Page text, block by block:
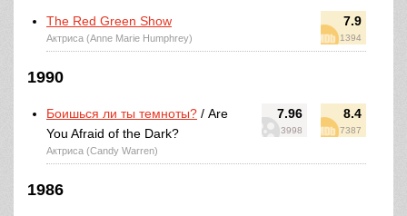
7.9
1394
The Red Green Show
Актриса (Anne Marie Humphrey)
1990
7.96
3998
8.4
7387
Боишься ли ты темноты? / Are
You Afraid of the Dark?
Актриса (Candy Warren)
1986